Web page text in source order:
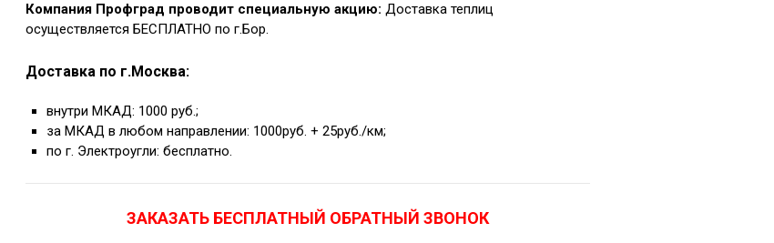
Компания Профград проводит специальную акцию: Доставка теплиц
осуществляется БЕСПЛАТНО по г.Бор.
Доставка по г.Москва:
внутри МКАД: 1000 руб.;
за МКАД в любом направлении: 1000руб. + 25руб./км;
по г. Электроугли: бесплатно.
ЗАКАЗАТЬ БЕСПЛАТНЫЙ ОБРАТНЫЙ ЗВОНОК